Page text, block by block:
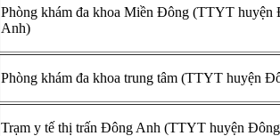
Phòng khám đa khoa Miền Đông (TTYT huyện
Anh)
Phòng khám đa khoa trung tâm (TTYT huyện
Trạm y tế thị trấn Đông Anh (TTYT huyện